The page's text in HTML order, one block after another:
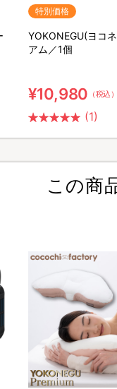
特別価格
YOKONEGU(ヨコ
アム／1個
¥10,980 （税込）
(1)
この商